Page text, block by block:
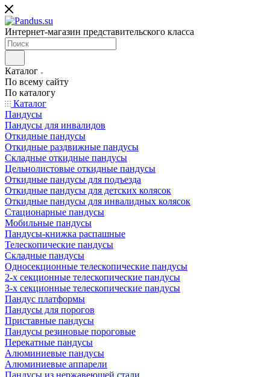
Интернет-магазин представительского класса
Каталог
По всему сайту
По каталогу
Каталог
Пандусы
Пандусы для инвалидов
Откидные пандусы
Откидные раздвижные пандусы
Складные откидные пандусы
Цельнолистовые откидные пандусы
Откидные пандусы для подъезда
Откидные пандусы для детских колясок
Откидные пандусы для инвалидных колясок
Стационарные пандусы
Мобильные пандусы
Пандусы-книжка распашные
Телескопические пандусы
Складные пандусы
Односекционные телескопические пандусы
2-х секционные телескопические пандусы
3-х секционные телескопические пандусы
Пандус платформы
Пандусы для порогов
Приставные пандусы
Пандусы резиновые пороговые
Перекатные пандусы
Алюминиевые пандусы
Алюминиевые аппарели
Пандусы из нержавеющей стали